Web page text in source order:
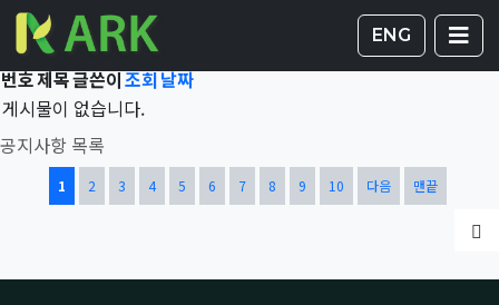
ENG
Total 42,114건1 페이지 게시판
공지사항 목록
번호제목글쓴이조회날짜
게시물이 없습니다.
열린
1 페이지
2
페이지3페이지4
페이지5페이지6
페이지7
페이지8
페이지9
페이지10
페이지 다음 맨끝